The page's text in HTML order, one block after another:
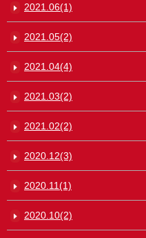
2021.06(1)
2021.05(2)
2021.04(4)
2021.03(2)
2021.02(2)
2020.12(3)
2020.11(1)
2020.10(2)